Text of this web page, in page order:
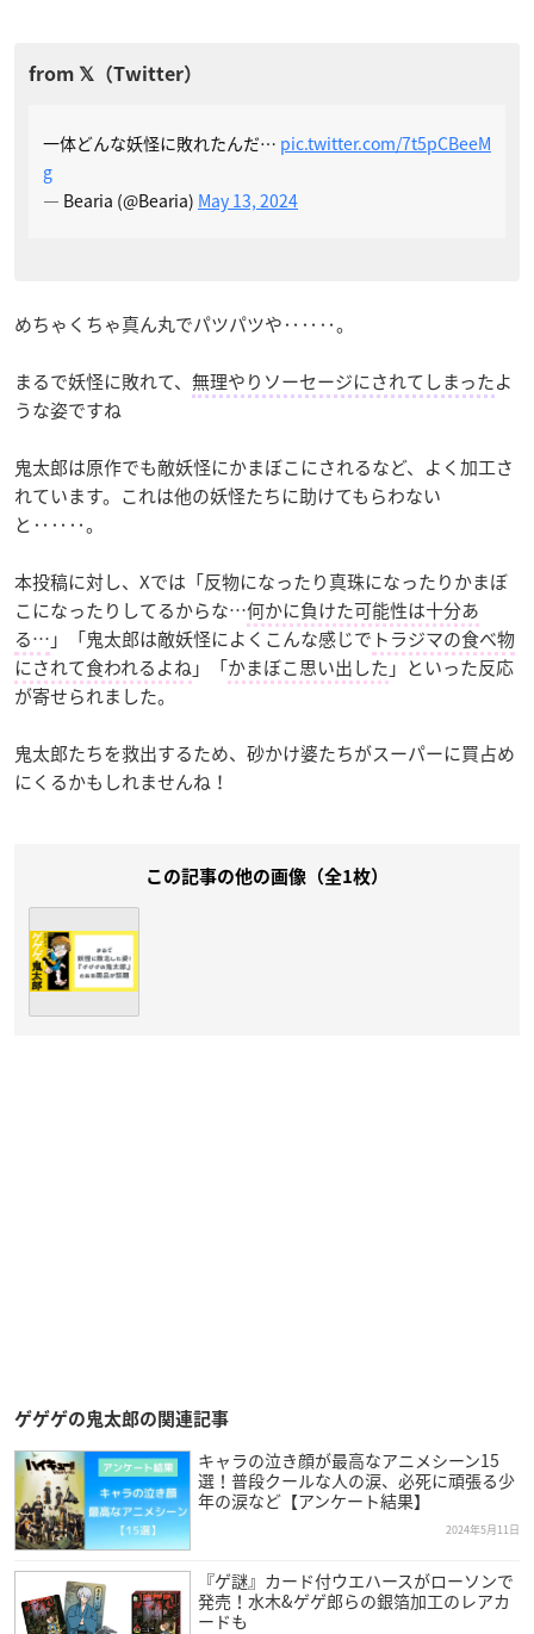
一体どんな妖怪に敗れたんだ… pic.twitter.com/7t5pCBeeM
g
— Bearia (@Bearia) May 13, 2024
めちゃくちゃ真ん丸でパツパツや‥‥‥。
まるで妖怪に敗れて、 無理やりソーセージにされてしまったよ
うな姿ですね
鬼太郎は原作でも敵妖怪にかまぼこにされるなど、よく加工さ
れています。これは他の妖怪たちに助けてもらわない
と‥‥‥。
本投稿に対し、Xでは「反物になったり真珠になったりかまぼ
こになったりしてるからな…何かに負けた可能性は十分あ
る… 」「鬼太郎は敵妖怪によくこんな感じで トラジマの食べ物
にされて食われるよね」「かまぼこ思い出した 」といった反応
が寄せられました。
鬼太郎たちを救出するため、砂かけ婆たちがスーパーに買占め
にくるかもしれませんね！
この記事の他の画像（全1枚）
ゲゲゲの鬼太郎の関連記事
キャラの泣き顔が最高なアニメシーン15
選！普段クールな人の涙、必死に頑張る少
年の涙など【アンケート結果】
2024年5月11日
『ゲ謎』カード付ウエハースがローソンで
発売！水木&ゲゲ郎らの銀箔加工のレアカ
ードも